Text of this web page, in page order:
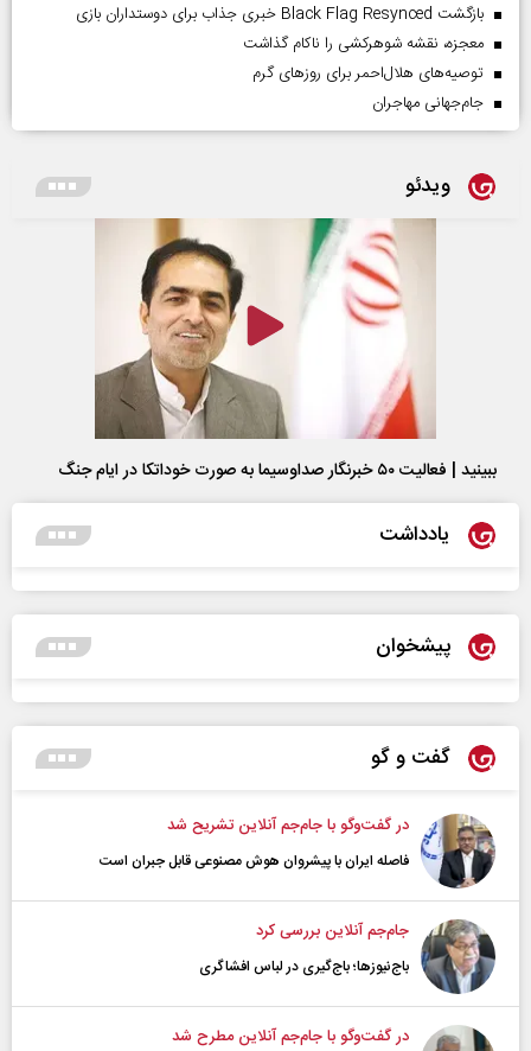
بازگشت Black Flag Resynced خبری جذاب برای دوستداران بازی
معجزه، نقشه شوهرکشی را ناکام گذاشت
توصیه‌های هلال‌احمر برای روز‌های گرم
جام‌جهانی مهاجران
ویدئو
ببینید | فعالیت ۵۰ خبرنگار صداوسیما به صورت خوداتکا در ایام جنگ
یادداشت
پیشخوان
گفت و گو
در گفت‌و‌گو با جام‌جم آنلاین تشریح شد
فاصله ایران با پیشرو‌ان هوش مصنوعی قابل جبران است
جام‌جم آنلاین بررسی کرد
باج‌نیوزها؛ باج‌گیری در لباس افشاگری
در گفت‌و‌گو با جام‌جم آنلاین مطرح شد